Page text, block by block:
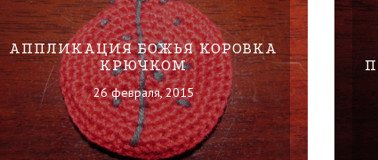
АППЛИКАЦИЯ БОЖЬЯ КОРОВКА
КРЮЧКОМ
26 февраля, 2015